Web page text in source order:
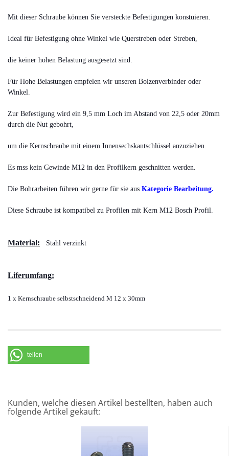
Mit dieser Schraube können Sie versteckte Befestigungen konstuieren.
Ideal für Befestigung ohne Winkel wie Querstreben oder Streben,
die keiner hohen Belastung ausgesetzt sind.
Für Hohe Belastungen empfelen wir unseren Bolzenverbinder oder
Winkel.
Zur Befestigung wird ein 9,5 mm Loch im Abstand von 22,5 oder 20mm
durch die Nut gebohrt,
um die Kernschraube mit einem Innensechskantschlüssel anzuziehen.
Es mss kein Gewinde M12 in den Profilkern geschnitten werden.
Die Bohrarbeiten führen wir gerne für sie aus Kategorie Bearbeitung.
Diese Schraube ist kompatibel zu Profilen mit Kern M12 Bosch Profil.
Material: Stahl verzinkt
Liferumfang:
1 x Kernschraube selbstschneidend M 12 x 30mm
teilen
Kunden, welche diesen Artikel bestellten, haben auch
folgende Artikel gekauft: